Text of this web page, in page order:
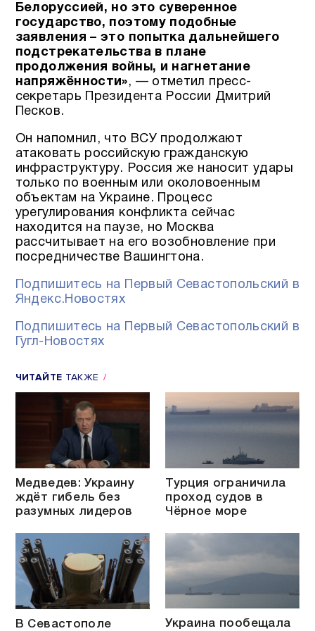
Белоруссией, но это суверенное
государство, поэтому подобные
заявления – это попытка дальнейшего
подстрекательства в плане
продолжения войны, и нагнетание
напряжённости», — отметил пресс-
секретарь Президента России Дмитрий
Песков.
Он напомнил, что ВСУ продолжают
атаковать российскую гражданскую
инфраструктуру. Россия же наносит удары
только по военным или околовоенным
объектам на Украине. Процесс
урегулирования конфликта сейчас
находится на паузе, но Москва
рассчитывает на его возобновление при
посредничестве Вашингтона.
Подпишитесь на Первый Севастопольский в
Яндекс.Новостях
Подпишитесь на Первый Севастопольский в
Гугл-Новостях
ЧИТАЙТЕ ТАКЖЕ
Медведев: Украину
ждёт гибель без
разумных лидеров
Турция ограничила
проход судов в
Чёрное море
В Севастополе
Украина пообещала